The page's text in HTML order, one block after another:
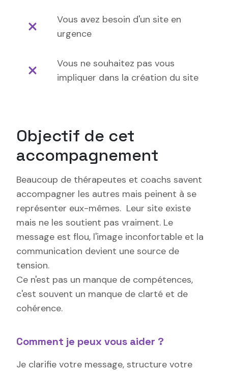
Vous avez besoin d'un site en
urgence
Vous ne souhaitez pas vous
impliquer dans la création du site
Objectif de cet
accompagnement
Beaucoup de thérapeutes et coachs savent
accompagner les autres mais peinent à se
représenter eux-mêmes. Leur site existe
mais ne les soutient pas vraiment. Le
message est flou, l'image inconfortable et la
communication devient une source de
tension.
Ce n'est pas un manque de compétences,
c'est souvent un manque de clarté et de
cohérence.
Comment je peux vous aider ?
Je clarifie votre message, structure votre